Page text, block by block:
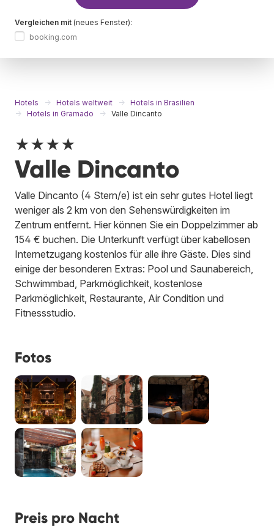
Vergleichen mit (neues Fenster):
booking.com
Hotels Hotels weltweit
Hotels in Brasilien
Hotels in Gramado
Valle Dincanto
★★★★
Valle Dincanto
Valle Dincanto (4 Stern/e) ist ein sehr gutes Hotel liegt
weniger als 2 km von den Sehenswürdigkeiten im
Zentrum entfernt. Hier können Sie ein Doppelzimmer ab
154 € buchen. Die Unterkunft verfügt über kabellosen
Internetzugang kostenlos für alle ihre Gäste. Dies sind
einige der besonderen Extras: Pool und Saunabereich,
Schwimmbad, Parkmöglichkeit, kostenlose
Parkmöglichkeit, Restaurante, Air Condition und
Fitnessstudio.
Fotos
Preis pro Nacht